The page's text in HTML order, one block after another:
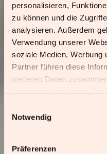
personalisieren,
zu können und die
analysieren. Außerdem
Verwendung unserer
soziale Medien, Werbung
Partner führen diese
weiteren Daten
Notwendig
Präferenzen